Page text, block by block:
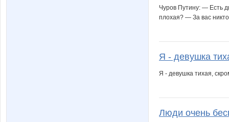
Чуров Путину: — Есть
плохая? — За вас
Я - девушка
Я - девушка тихая,
Люди очень